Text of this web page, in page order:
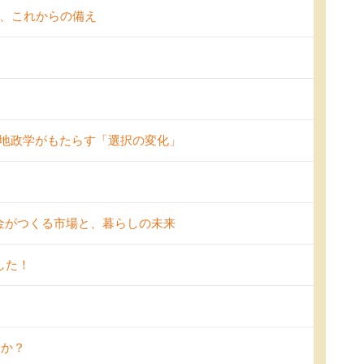
これからの備え
学がもたらす「選択の変化」
がつくる市場と、暮らしの未来
！
？